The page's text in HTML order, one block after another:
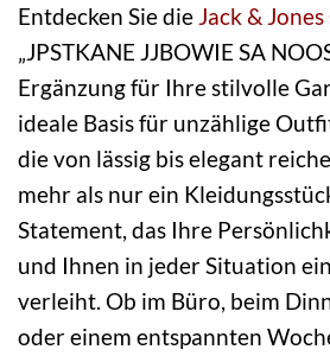
Entdecken Sie die Jack & Jones
„JPSTKANE JJBOWIE SA
Ergänzung für Ihre stilvolle
ideale Basis für unzählige
die von lässig bis elegant
mehr als nur ein
Statement, das Ihre
und Ihnen in jeder Situation
verleiht. Ob im Büro, beim
oder einem entspannten